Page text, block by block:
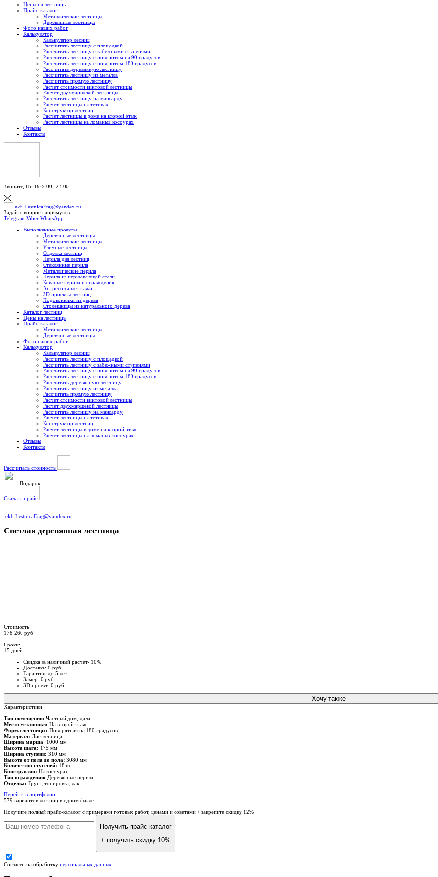
Цены на лестницы
Прайс-каталог
Металлические лестницы
Деревянные лестницы
Фото наших работ
Калькулятор
Калькулятор лесниц
Рассчитать лестницу с площадкой
Рассчитать лестницу с забежными ступенями
Рассчитать лестницу с поворотом на 90 градусов
Рассчитать лестницу с поворотом 180 градусов
Рассчитать деревянную лестницу
Рассчитать лестницу из металла
Рассчитать прямую лестницу
Расчет стоимости винтовой лестницы
Расчет двухмаршевой лестницы
Рассчитать лестницу на мансарду
Расчет лестницы на тетивах
Конструктор лестниц
Расчет лестницы в доме на второй этаж
Расчет лестницы на ломаных косоурах
Отзывы
Контакты
Звоните, Пн-Вс 9:00- 23:00
ekb.LestnicaEtag@yandex.ru
Задайте вопрос напрямую в:
Telegram Viber WhatsApp
Выполненные проекты
Деревянные лестницы
Металлические лестницы
Уличные лестницы
Отделка лестниц
Перила для лестниц
Стеклянные перила
Металлические перила
Перила из нержавеющей стали
Кованые перила и ограждения
Антресольные этажи
3D проекты лестниц
Подоконники из дерева
Столешницы из натурального дерева
Каталог лестниц
Цены на лестницы
Прайс-каталог
Металлические лестницы
Деревянные лестницы
Фото наших работ
Калькулятор
Калькулятор лесниц
Рассчитать лестницу с площадкой
Рассчитать лестницу с забежными ступенями
Рассчитать лестницу с поворотом на 90 градусов
Рассчитать лестницу с поворотом 180 градусов
Рассчитать деревянную лестницу
Рассчитать лестницу из металла
Рассчитать прямую лестницу
Расчет стоимости винтовой лестницы
Расчет двухмаршевой лестницы
Рассчитать лестницу на мансарду
Расчет лестницы на тетивах
Конструктор лестниц
Расчет лестницы в доме на второй этаж
Расчет лестницы на ломаных косоурах
Отзывы
Контакты
Рассчитать стоимость
Подарок
Скачать прайс
ekb.LestnicaEtag@yandex.ru
Светлая деревянная лестница
Стоимость:
178 260 руб
Сроки:
15 дней
Скидка за наличный расчет- 10%
Доставка: 0 руб
Гарантия: до 5 лет
Замер: 0 руб
3D проект: 0 руб
Хочу также
Характеристики
Тип помещения: Частный дом, дача
Место установки: На второй этаж
Форма лестницы: Поворотная на 180 градусов
Материал: Лиственница
Ширина марша: 1000 мм
Высота шага: 175 мм
Ширина ступени: 310 мм
Высота от пола до пола: 3080 мм
Количество ступеней: 18 шт
Конструктив: На косоурах
Тип ограждения: Деревянные перила
Отделка: Грунт, тонировка, лак
Перейти в портфолио
579 вариантов лестниц в одном файле
Получите полный прайс-каталог с примерами готовых работ, ценами и советами + закрепите скидку 12%
Получить прайс-каталог
+ получить скидку 10%
Согласен на обработку персональных данных